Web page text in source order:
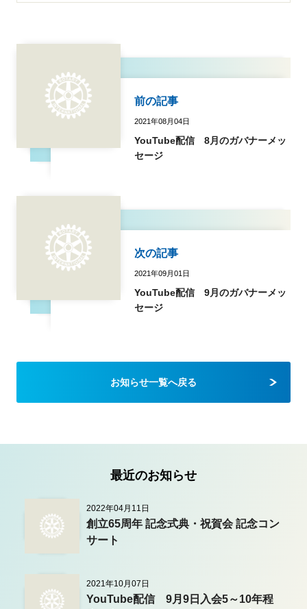
前の記事
2021年08月04日
YouTube配信 8月のガバナーメッ
セージ
次の記事
2021年09月01日
YouTube配信 9月のガバナーメッ
セージ
お知らせ一覧へ戻る
最近のお知らせ
2022年04月11日
創立65周年 記念式典・祝賀会 記念コン
サート
2021年10月07日
YouTube配信 9月9日入会5～10年程